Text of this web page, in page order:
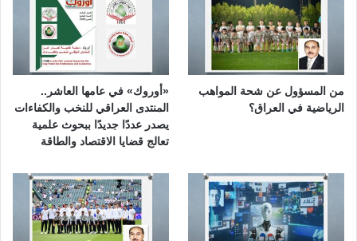
من المسؤول عن شحة المواهب
الرياضية في العراق؟
«أوروك» في عامها العاشر..
المنتدى العراقي للنخب والكفاءات
يصدر عددًا جديدًا ببحوث علمية
تعالج قضايا الاقتصاد والطاقة